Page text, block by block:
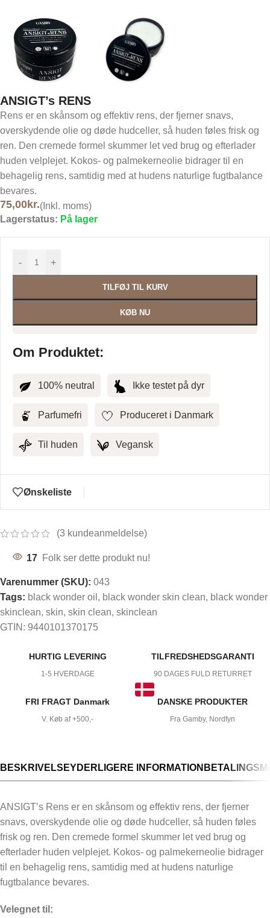
ANSIGT’s RENS
Rens er en skånsom og effektiv rens, der fjerner snavs,
overskydende olie og døde hudceller, så huden føles frisk og
ren. Den cremede formel skummer let ved brug og efterlader
huden velplejet. Kokos- og palmekerneolie bidrager til en
behagelig rens, samtidig med at hudens naturlige fugtbalance
bevares.
75,00kr.(Inkl. moms)
Lagerstatus: På lager
- +
TILFØJ TIL KURV
KØB NU
Om Produktet:
100% neutral Ikke testet på dyr
Parfumefri Produceret i Danmark
Til huden Vegansk
Ønskeliste
(3 kundeanmeldelse)
17 Folk ser dette produkt nu!
Varenummer (SKU): 043
Tags: black wonder oil , black wonder skin clean, black wonder
skinclean, skin, skin clean, skinclean
GTIN: 9440101370175
HURTIG LEVERING
1-5 HVERDAGE
TILFREDSHEDSGARANTI
90 DAGES FULD RETURRET
FRI FRAGT Danmark
V. Køb af +500,-
DANSKE PRODUKTER
Fra Gamby, Nordfyn
BESKRIVELSEYDERLIGERE INFORMATION
ANSIGT’s Rens er en skånsom og effektiv rens, der fjerner
snavs, overskydende olie og døde hudceller, så huden føles
frisk og ren. Den cremede formel skummer let ved brug og
efterlader huden velplejet. Kokos- og palmekerneolie bidrager
til en behagelig rens, samtidig med at hudens naturlige
fugtbalance bevares.
Velegnet til: